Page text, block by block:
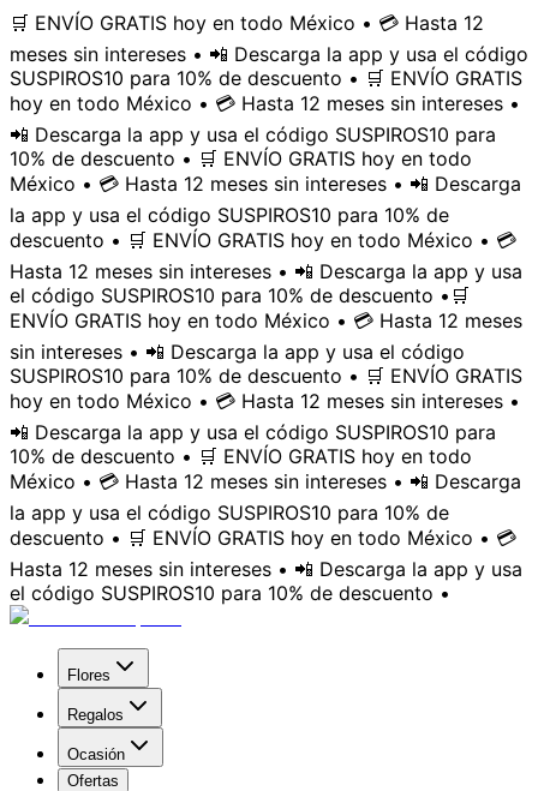
🛒 ENVÍO GRATIS hoy en todo México • 💳 Hasta 12
meses sin intereses • 📲 Descarga la app y usa el código
SUSPIROS10 para 10% de descuento • 🛒 ENVÍO GRATIS
hoy en todo México • 💳 Hasta 12 meses sin intereses •
📲 Descarga la app y usa el código SUSPIROS10 para
10% de descuento • 🛒 ENVÍO GRATIS hoy en todo
México • 💳 Hasta 12 meses sin intereses • 📲 Descarga
la app y usa el código SUSPIROS10 para 10% de
descuento • 🛒 ENVÍO GRATIS hoy en todo México • 💳
Hasta 12 meses sin intereses • 📲 Descarga la app y usa
el código SUSPIROS10 para 10% de descuento • 🛒
ENVÍO GRATIS hoy en todo México • 💳 Hasta 12 meses
sin intereses • 📲 Descarga la app y usa el código
SUSPIROS10 para 10% de descuento • 🛒 ENVÍO GRATIS
hoy en todo México • 💳 Hasta 12 meses sin intereses •
📲 Descarga la app y usa el código SUSPIROS10 para
10% de descuento • 🛒 ENVÍO GRATIS hoy en todo
México • 💳 Hasta 12 meses sin intereses • 📲 Descarga
la app y usa el código SUSPIROS10 para 10% de
descuento • 🛒 ENVÍO GRATIS hoy en todo México • 💳
Hasta 12 meses sin intereses • 📲 Descarga la app y usa
el código SUSPIROS10 para 10% de descuento •
Flores
Regalos
Ocasión
Ofertas